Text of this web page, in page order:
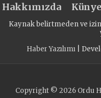
GÜNÜ’ MESAJI
Hakkımızda Künye
Kaynak belirtmeden ve
Haber Yazılımı|
Copyright © 2026 Ordu